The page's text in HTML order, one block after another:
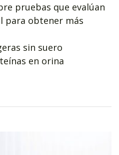
pruebas que evalúan
para obtener más
sin suero
en orina